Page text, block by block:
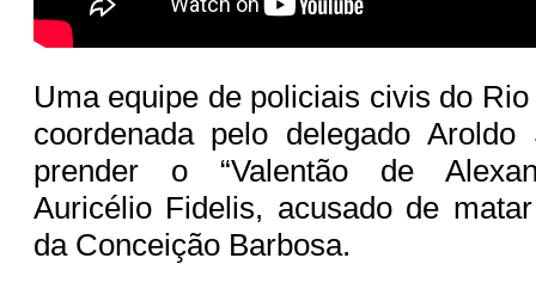
Uma equipe de policiais civis do
coordenada pelo delegado Aroldo
prender o “Valentão de
Auricélio Fidelis, acusado de
da Conceição Barbosa.